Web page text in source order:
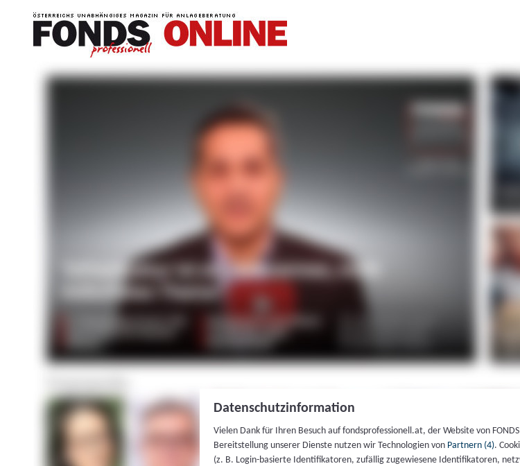
Datenschutzinformation
Vielen Dank für Ihren Besuch auf fondsprofessionell.at, der Website von
Bereitstellung unserer Dienste nutzen wir Technologien von Partnern (4).
(z. B. Login-basierte Identifikatoren, zufällig zugewiesene Identifikatoren,